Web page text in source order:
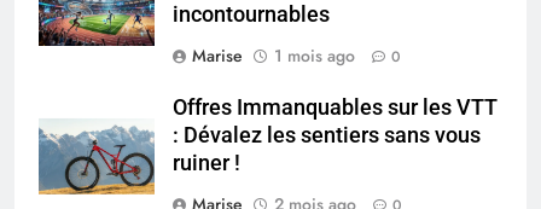
incontournables
Marise
1 mois ago 0
Offres Immanquables sur les VTT
: Dévalez les sentiers sans vous
ruiner !
Marise
2 mois ago
7
Prévenir les chutes chez les
exercices
BIEN ÊTRE
8